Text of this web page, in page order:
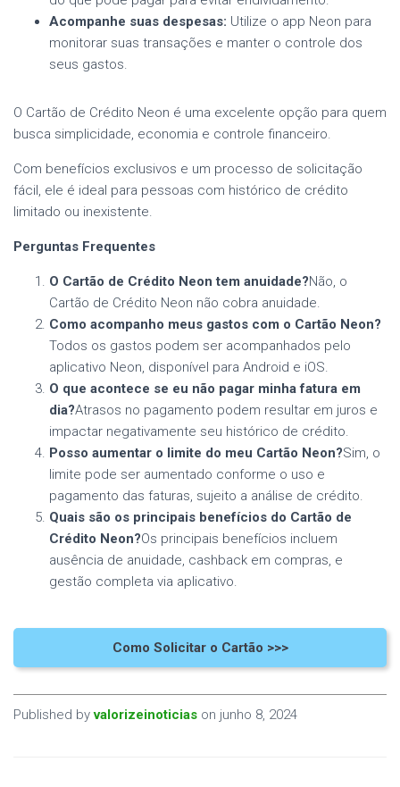
Acompanhe suas despesas: Utilize o app Neon para
monitorar suas transações e manter o controle dos
seus gastos.
O Cartão de Crédito Neon é uma excelente opção para quem
busca simplicidade, economia e controle financeiro.
Com benefícios exclusivos e um processo de solicitação
fácil, ele é ideal para pessoas com histórico de crédito
limitado ou inexistente.
Perguntas Frequentes
O Cartão de Crédito Neon tem anuidade?Não, o
Cartão de Crédito Neon não cobra anuidade.
Como acompanho meus gastos com o Cartão Neon?
Todos os gastos podem ser acompanhados pelo
aplicativo Neon, disponível para Android e iOS.
O que acontece se eu não pagar minha fatura em
dia?Atrasos no pagamento podem resultar em juros e
impactar negativamente seu histórico de crédito.
Posso aumentar o limite do meu Cartão Neon?Sim, o
limite pode ser aumentado conforme o uso e
pagamento das faturas, sujeito a análise de crédito.
Quais são os principais benefícios do Cartão de
Crédito Neon?Os principais benefícios incluem
ausência de anuidade, cashback em compras, e
gestão completa via aplicativo.
Como Solicitar o Cartão >>>
Published byvalorizeinoticias on junho 8, 2024